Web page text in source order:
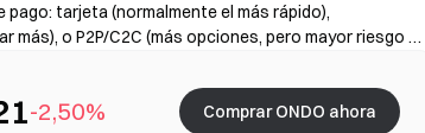
pago: tarjeta (normalmente el más rápido),
o P2P/C2C (más opciones, pero mayor riesgo de
varían según la región y el proveedor.
-2,50% Comprar ONDO ahora